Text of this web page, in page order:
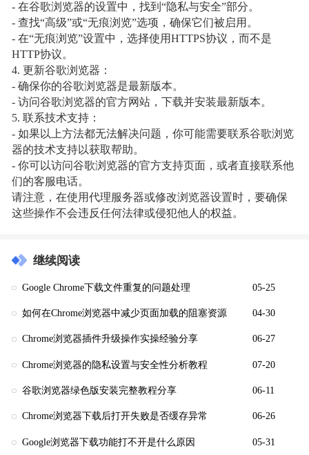
- 在谷歌浏览器的设置中，找到“隐私与安全”部分。
- 查找“高级”或“无痕浏览”选项，确保它们被启用。
- 在“无痕浏览”设置中，选择使用HTTPS协议，而不是
HTTP协议。
4. 更新谷歌浏览器：
- 确保你的谷歌浏览器是最新版本。
- 访问谷歌浏览器的官方网站，下载并安装最新版本。
5. 联系技术支持：
- 如果以上方法都无法解决问题，你可能需要联系谷歌浏览
器的技术支持以获取帮助。
- 你可以访问谷歌浏览器的官方支持页面，或者直接联系他
们的客服电话。
请注意，在使用代理服务器或修改浏览器设置时，要确保
这些操作不会违反任何法律或侵犯他人的权益。
继续阅读
Google Chrome下载文件重复的问题处理 05-25
如何在Chrome浏览器中减少页面加载的阻塞资源 04-30
Chrome浏览器插件升级操作实操经验分享 06-27
Chrome浏览器的隐私设置与安全性分析教程 07-20
谷歌浏览器绿色版安装完整教程分享 06-11
Chrome浏览器下载后打开失败是否缓存异常 06-26
Google浏览器下载功能打不开是什么原因 05-31